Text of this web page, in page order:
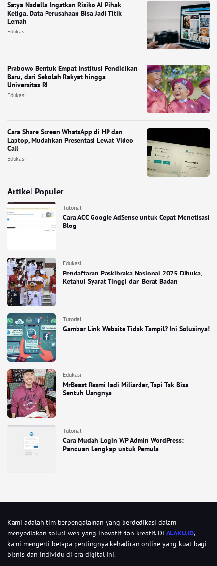
Satya Nadella Ingatkan Risiko AI Pihak
Ketiga, Data Perusahaan Bisa Jadi Titik
Lemah
Edukasi
Prabowo Bentuk Empat Institusi Pendidikan
Baru, dari Sekolah Rakyat hingga
Universitas RI
Edukasi
Cara Share Screen WhatsApp di HP dan
Laptop, Mudahkan Presentasi Lewat Video
Call
Edukasi
Artikel Populer
Tutorial
Cara ACC Google AdSense untuk Cepat Monetisasi
Blog
Edukasi
Pendaftaran Paskibraka Nasional 2025 Dibuka,
Ketahui Syarat Tinggi dan Berat Badan
Tutorial
Gambar Link Website Tidak Tampil? Ini Solusinya!
Edukasi
MrBeast Resmi Jadi Miliarder, Tapi Tak Bisa
Sentuh Uangnya
Tutorial
Cara Mudah Login WP Admin WordPress:
Panduan Lengkap untuk Pemula
Kami adalah tim berpengalaman yang berdedikasi dalam
menyediakan solusi web yang inovatif dan kreatif. Di ALAKU.ID,
kami mengerti betapa pentingnya kehadiran online yang kuat bagi
bisnis dan individu di era digital ini.